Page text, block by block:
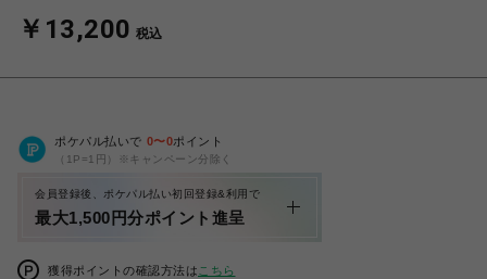
￥13,200 税込
ポケパル払いで 0〜0ポイント
（1P=1円）※キャンペーン分除く
会員登録後、ポケパル払い初回登録&利用で
最大1,500円分ポイント進呈
獲得ポイントの確認方法は こちら